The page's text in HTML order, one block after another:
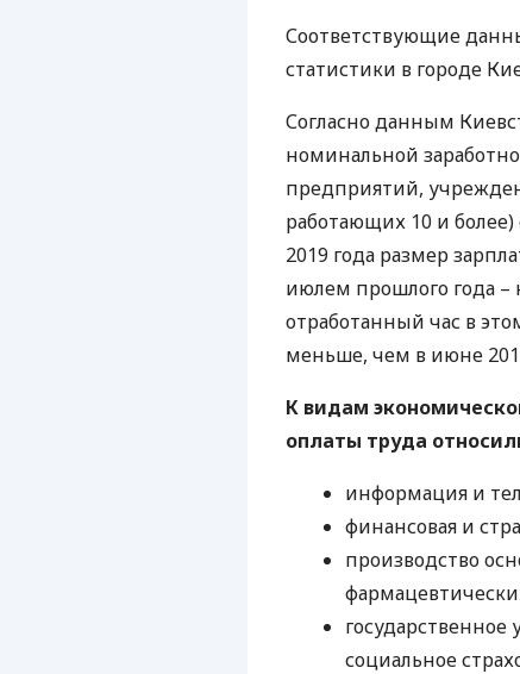
Соответствующие
статистики в городе
Согласно данным
номинальной
предприятий,
работающих 10 и
2019 года размер
июлем прошлого года –
отработанный час в
меньше, чем в июне
К видам
оплаты труда
информация и
финансовая и
производство
государственное
социальное